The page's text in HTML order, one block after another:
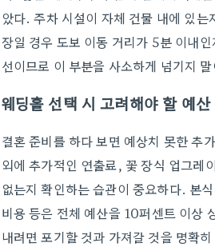
았다. 주차 시설이 자체 건물 내에 있
장일 경우 도보 이동 거리가 5분 이내
선이므로 이 부분을 사소하게 넘기지
웨딩홀 선택 시 고려해야 할 예
결혼 준비를 하다 보면 예상치 못한 추
외에 추가적인 연출료, 꽃 장식 업그레
없는지 확인하는 습관이 중요하다. 본
비용 등은 전체 예산을 10퍼센트 이상
내려면 포기할 것과 가져갈 것을 명확